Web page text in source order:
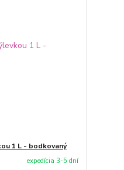
1 L - bodkovaný
expedícia 3-5 dní